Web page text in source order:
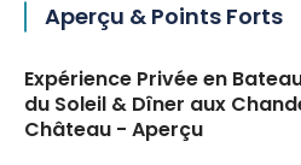
Aperçu & Points Forts
Expérience Privée en
du Soleil & Dîner aux
Château - Aperçu